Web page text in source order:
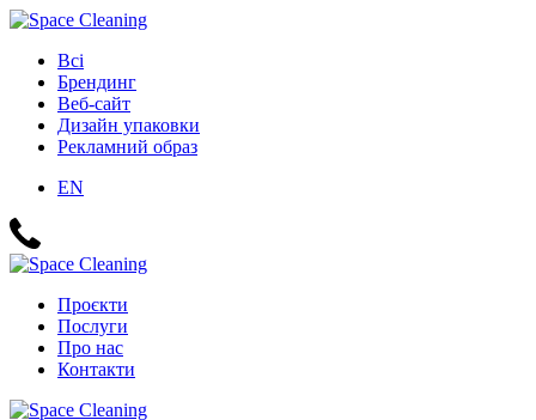
Всі
Брендинг
Веб-сайт
Дизайн упаковки
Рекламний образ
EN
Проєкти
Послуги
Про нас
Контакти